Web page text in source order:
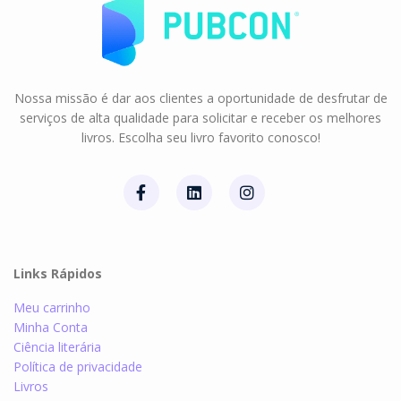
Nossa missão é dar aos clientes a oportunidade de desfrutar de
serviços de alta qualidade para solicitar e receber os melhores
livros. Escolha seu livro favorito conosco!
Links Rápidos
Meu carrinho
Minha Conta
Ciência literária
Política de privacidade
Livros